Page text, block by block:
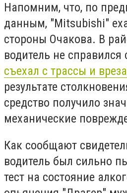
Напомним, что, по
данным, "Mitsubishi"
стороны Очакова. В
водитель не справился
съехал с трассы и
результате
средство получило
механические
Как сообщают
водитель был сильно
тест на состояние